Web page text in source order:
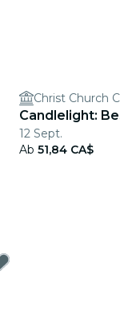
Christ Church
Candlelight:
12 Sept.
Ab 51,84 CA$